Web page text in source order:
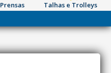
Prensas
Talhas e Trolleys